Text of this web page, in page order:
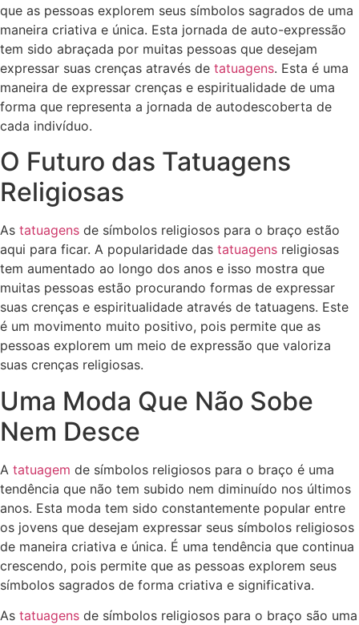
que as pessoas explorem seus símbolos sagrados de uma
maneira criativa e única. Esta jornada de auto-expressão
tem sido abraçada por muitas pessoas que desejam
expressar suas crenças através de tatuagens. Esta é uma
maneira de expressar crenças e espiritualidade de uma
forma que representa a jornada de autodescoberta de
cada indivíduo.
O Futuro das Tatuagens
Religiosas
As tatuagens de símbolos religiosos para o braço estão
aqui para ficar. A popularidade das tatuagens religiosas
tem aumentado ao longo dos anos e isso mostra que
muitas pessoas estão procurando formas de expressar
suas crenças e espiritualidade através de tatuagens. Este
é um movimento muito positivo, pois permite que as
pessoas explorem um meio de expressão que valoriza
suas crenças religiosas.
Uma Moda Que Não Sobe
Nem Desce
A tatuagem de símbolos religiosos para o braço é uma
tendência que não tem subido nem diminuído nos últimos
anos. Esta moda tem sido constantemente popular entre
os jovens que desejam expressar seus símbolos religiosos
de maneira criativa e única. É uma tendência que continua
crescendo, pois permite que as pessoas explorem seus
símbolos sagrados de forma criativa e significativa.
As tatuagens de símbolos religiosos para o braço são uma